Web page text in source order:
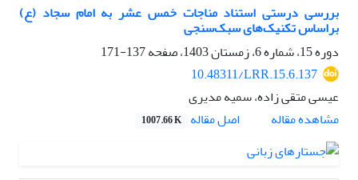
بررسی درستی استناد مناجات خمس عشر به امام سجاد (ع)
براساس تکنیک‌های سبک‌سنجی
دوره 15، شماره 6، زمستان 1403، صفحه
137-171
10.48311/LRR.15.6.137
عیسی متقی زاده، سمیه مدیری
مشاهده مقاله
اصل مقاله 1007.66 K